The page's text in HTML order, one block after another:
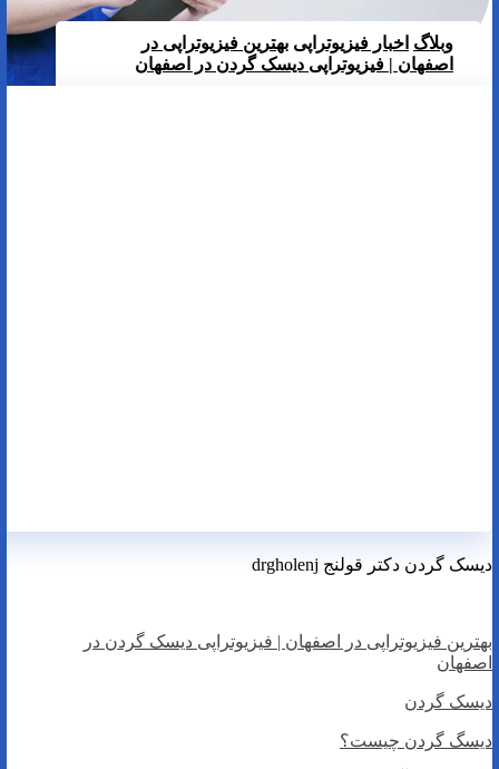
وبلاگ اخبار فیزیوتراپی بهترین فیزیوتراپی در
اصفهان | فیزیوتراپی دیسک گردن در اصفهان
دیسک گردن دکتر قولنج drgholenj
بهترین فیزیوتراپی در اصفهان | فیزیوتراپی دیسک گردن در
اصفهان
دیسک گردن
دیسگ گردن چیست؟